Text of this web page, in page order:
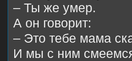
– Ты же умер.
А он говорит:
– Это тебе мама
И мы с ним